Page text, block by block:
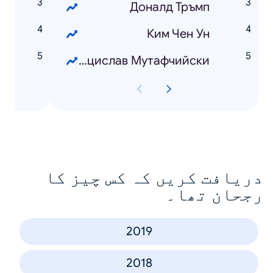
Доналд Тръмп
Ким Чен Ун
Генерал Венцислав Мутафчийски
دریافت کریں کہ کس چیز کا
رجحان تھا۔
2019
2018